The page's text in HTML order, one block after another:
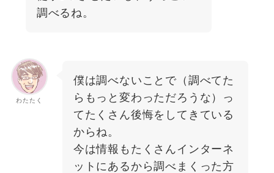
調べるね。
わたたく
僕は調べないことで（調べてた
らもっと変わっただろうな）っ
てたくさん後悔をしてきている
からね。
今は情報もたくさんインターネ
ットにあるから調べまくった方